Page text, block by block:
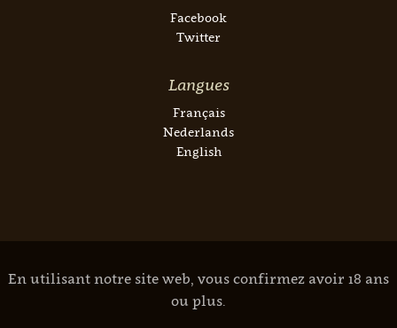
Facebook
Twitter
Langues
Français
Nederlands
English
En utilisant notre site web, vous confirmez avoir 18 ans
ou plus.